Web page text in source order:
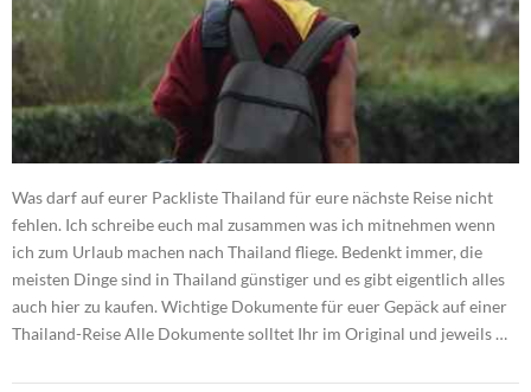
Was darf auf eurer Packliste Thailand für eure nächste Reise nicht
fehlen. Ich schreibe euch mal zusammen was ich mitnehmen wenn
ich zum Urlaub machen nach Thailand fliege. Bedenkt immer, die
meisten Dinge sind in Thailand günstiger und es gibt eigentlich alles
auch hier zu kaufen. Wichtige Dokumente für euer Gepäck auf einer
Thailand-Reise Alle Dokumente solltet Ihr im Original und jeweils …